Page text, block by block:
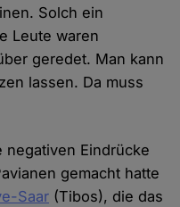
Solch ein
Leute waren
geredet. Man kann
lassen. Da muss
Eindrücke
gemacht hatte
Saar (Tibos), die das